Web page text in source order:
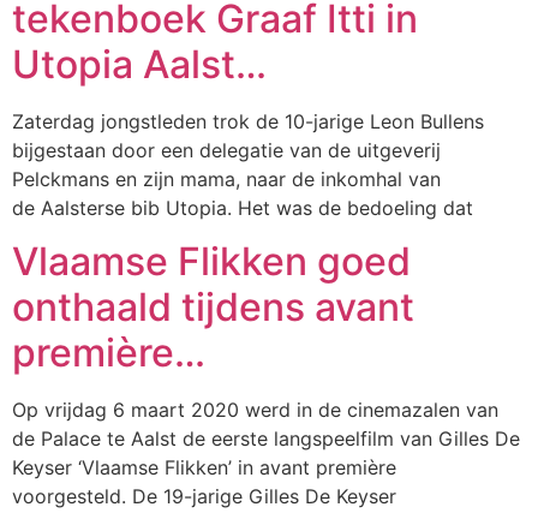
tekenboek Graaf Itti in
Utopia Aalst…
Zaterdag jongstleden trok de 10-jarige Leon Bullens
bijgestaan door een delegatie van de uitgeverij
Pelckmans en zijn mama, naar de inkomhal van
de Aalsterse bib Utopia. Het was de bedoeling dat
Vlaamse Flikken goed
onthaald tijdens avant
première…
Op vrijdag 6 maart 2020 werd in de cinemazalen van
de Palace te Aalst de eerste langspeelfilm van Gilles De
Keyser ‘Vlaamse Flikken’ in avant première
voorgesteld. De 19-jarige Gilles De Keyser